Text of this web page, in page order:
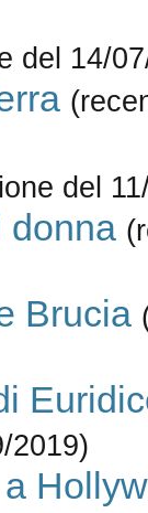
del 14/
del
donna
Brucia
2019)